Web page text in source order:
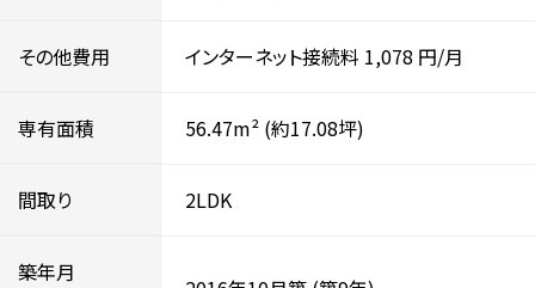
その他費用 インターネット接続料 1,078 円/月
専有面積 56.47m² (約17.08坪)
間取り 2LDK
築年月